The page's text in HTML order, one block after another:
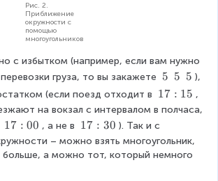
Рис. 2.
Приближение
окружности с
помощью
многоугольников
с избытком (например, если вам нужно
груза, то вы закажете \
\
5 \
\
5 \
\
5 ),
(если поезд отходит в 1
7
:
17 : 15 ,
на вокзал с интервалом в полчаса,
1
7
:
17 : 00 , а не в 1
7
:
17 : 30 ). Так и с
– можно взять многоугольник,
а можно тот, который немного